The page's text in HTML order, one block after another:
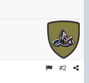
#2